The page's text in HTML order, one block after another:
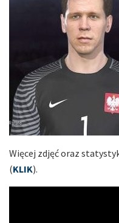
Więcej zdjęć oraz
(KLIK).